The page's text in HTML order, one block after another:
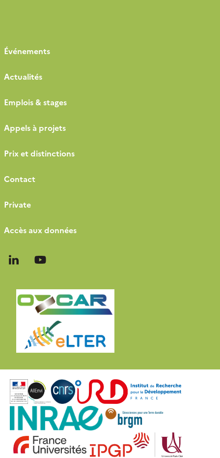
Événements
Actualités
Emplois & stages
Appels à projets
Prix et distinctions
Contact
Private
Accès aux données